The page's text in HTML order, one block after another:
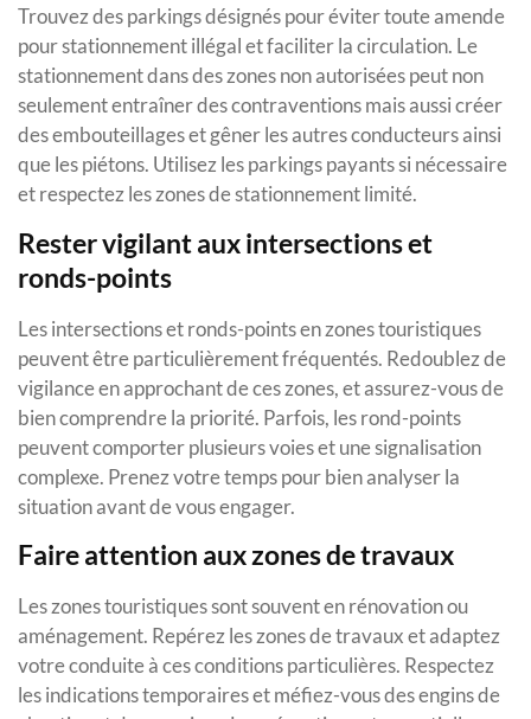
Trouvez des parkings désignés pour éviter toute amende
pour stationnement illégal et faciliter la circulation. Le
stationnement dans des zones non autorisées peut non
seulement entraîner des contraventions mais aussi créer
des embouteillages et gêner les autres conducteurs ainsi
que les piétons. Utilisez les parkings payants si nécessaire
et respectez les zones de stationnement limité.
Rester vigilant aux intersections et
ronds-points
Les intersections et ronds-points en zones touristiques
peuvent être particulièrement fréquentés. Redoublez de
vigilance en approchant de ces zones, et assurez-vous de
bien comprendre la priorité. Parfois, les rond-points
peuvent comporter plusieurs voies et une signalisation
complexe. Prenez votre temps pour bien analyser la
situation avant de vous engager.
Faire attention aux zones de travaux
Les zones touristiques sont souvent en rénovation ou
aménagement. Repérez les zones de travaux et adaptez
votre conduite à ces conditions particulières. Respectez
les indications temporaires et méfiez-vous des engins de